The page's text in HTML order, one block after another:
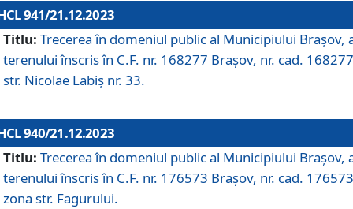
941/21.12.2023
Titlu: Trecerea în domeniul public al Municipiului Braşov,
terenului înscris în C.F. nr. 168277 Brașov, nr. cad.
str. Nicolae Labiș nr. 33.
940/21.12.2023
Titlu: Trecerea în domeniul public al Municipiului Braşov,
terenului înscris în C.F. nr. 176573 Brașov, nr. cad.
zona str. Fagurului.